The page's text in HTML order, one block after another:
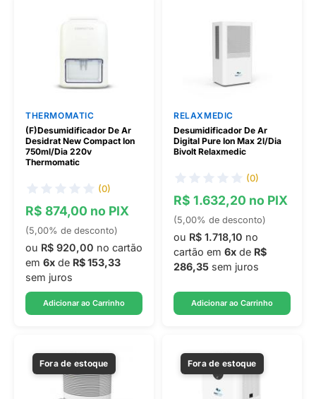
THERMOMATIC
(F)Desumidificador De Ar
Desidrat New Compact Ion
750ml/Dia 220v
Thermomatic
(0)
R$ 874,00 no PIX
(5,00% de desconto)
ou R$ 920,00 no cartão
em 6x de R$ 153,33
sem juros
Adicionar ao Carrinho
RELAXMEDIC
Desumidificador De Ar
Digital Pure Ion Max 2l/Dia
Bivolt Relaxmedic
(0)
R$ 1.632,20 no PIX
(5,00% de desconto)
ou R$ 1.718,10 no
cartão em 6x de R$
286,35 sem juros
Adicionar ao Carrinho
Fora de estoque Fora de estoque